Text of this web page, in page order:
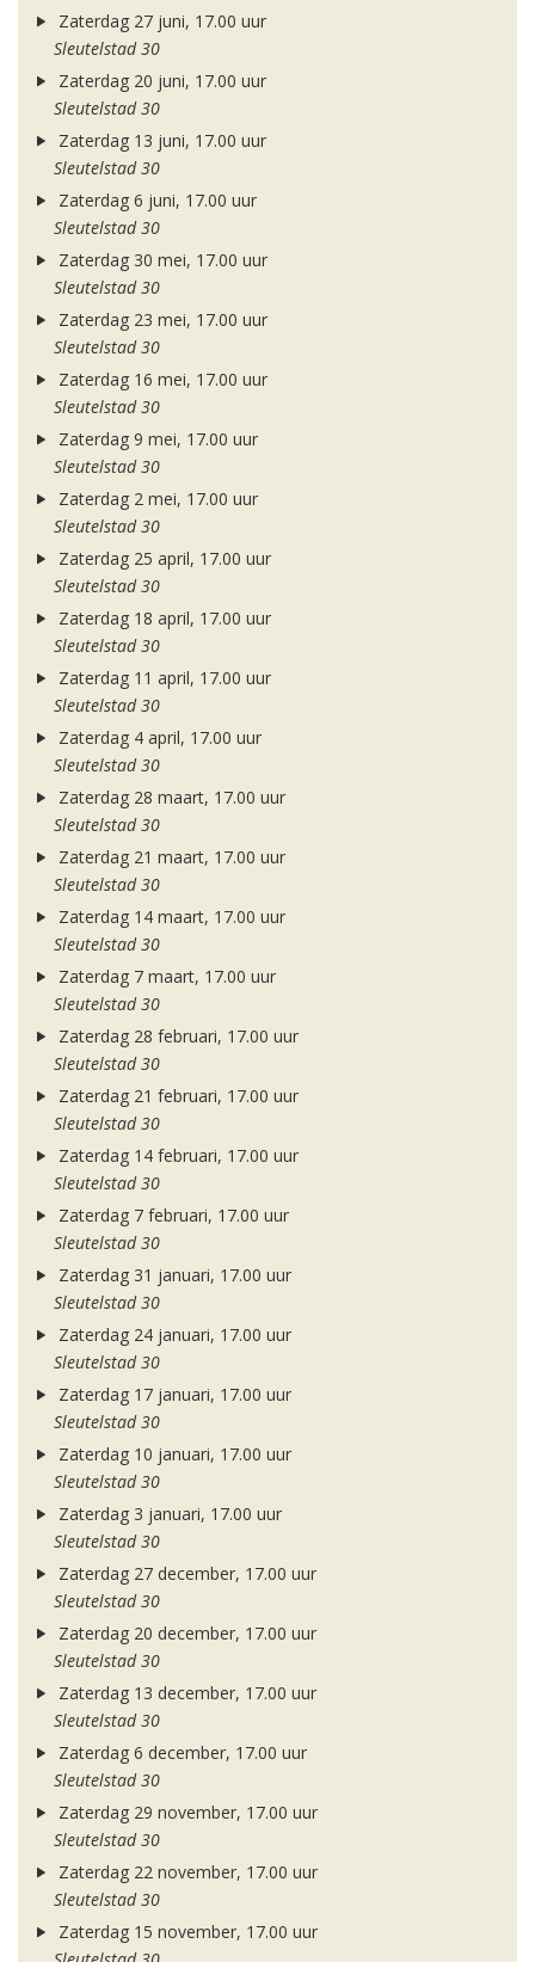
Zaterdag 27 juni, 17.00 uur
Sleutelstad 30
Zaterdag 20 juni, 17.00 uur
Sleutelstad 30
Zaterdag 13 juni, 17.00 uur
Sleutelstad 30
Zaterdag 6 juni, 17.00 uur
Sleutelstad 30
Zaterdag 30 mei, 17.00 uur
Sleutelstad 30
Zaterdag 23 mei, 17.00 uur
Sleutelstad 30
Zaterdag 16 mei, 17.00 uur
Sleutelstad 30
Zaterdag 9 mei, 17.00 uur
Sleutelstad 30
Zaterdag 2 mei, 17.00 uur
Sleutelstad 30
Zaterdag 25 april, 17.00 uur
Sleutelstad 30
Zaterdag 18 april, 17.00 uur
Sleutelstad 30
Zaterdag 11 april, 17.00 uur
Sleutelstad 30
Zaterdag 4 april, 17.00 uur
Sleutelstad 30
Zaterdag 28 maart, 17.00 uur
Sleutelstad 30
Zaterdag 21 maart, 17.00 uur
Sleutelstad 30
Zaterdag 14 maart, 17.00 uur
Sleutelstad 30
Zaterdag 7 maart, 17.00 uur
Sleutelstad 30
Zaterdag 28 februari, 17.00 uur
Sleutelstad 30
Zaterdag 21 februari, 17.00 uur
Sleutelstad 30
Zaterdag 14 februari, 17.00 uur
Sleutelstad 30
Zaterdag 7 februari, 17.00 uur
Sleutelstad 30
Zaterdag 31 januari, 17.00 uur
Sleutelstad 30
Zaterdag 24 januari, 17.00 uur
Sleutelstad 30
Zaterdag 17 januari, 17.00 uur
Sleutelstad 30
Zaterdag 10 januari, 17.00 uur
Sleutelstad 30
Zaterdag 3 januari, 17.00 uur
Sleutelstad 30
Zaterdag 27 december, 17.00 uur
Sleutelstad 30
Zaterdag 20 december, 17.00 uur
Sleutelstad 30
Zaterdag 13 december, 17.00 uur
Sleutelstad 30
Zaterdag 6 december, 17.00 uur
Sleutelstad 30
Zaterdag 29 november, 17.00 uur
Sleutelstad 30
Zaterdag 22 november, 17.00 uur
Sleutelstad 30
Zaterdag 15 november, 17.00 uur